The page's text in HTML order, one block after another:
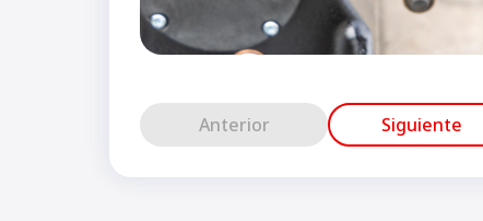
Anterior Siguiente